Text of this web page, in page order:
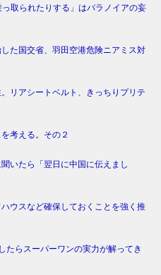
取られたりする」はパラノイアの妄
た国交省、羽田空港危険ニアミス対
リアシートベルト、きっちりプリテ
考える。その２
いたら「翌日に中国に伝えまし
ウスなど確保しておくことを強く推
たらスーパーワンの実力が解ってき